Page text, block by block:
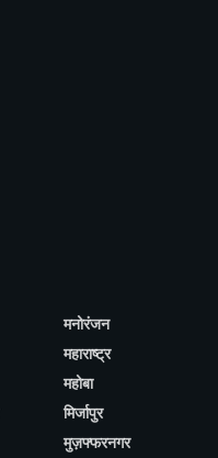
मनोरंजन
महाराष्ट्र
महोबा
मिर्जापुर
मुज़फ्फरनगर